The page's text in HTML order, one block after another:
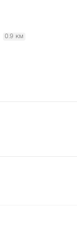
0.9 км